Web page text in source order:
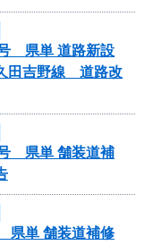
号 県単 道路新設
田吉野線 道路改
号 県単 舗装道補
県単 舗装道補修